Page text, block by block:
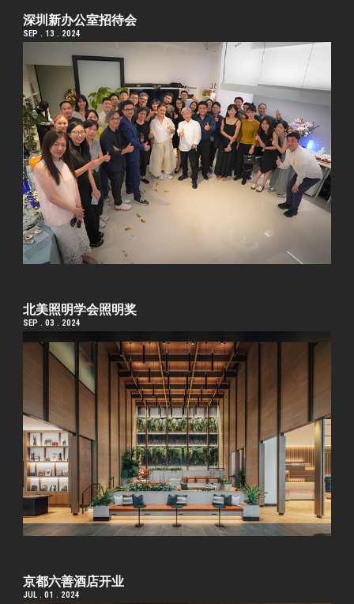
深圳新办公室招待会
SEP . 13 . 2024
北美照明学会照明奖
SEP . 03 . 2024
京都六善酒店开业
JUL . 01 . 2024